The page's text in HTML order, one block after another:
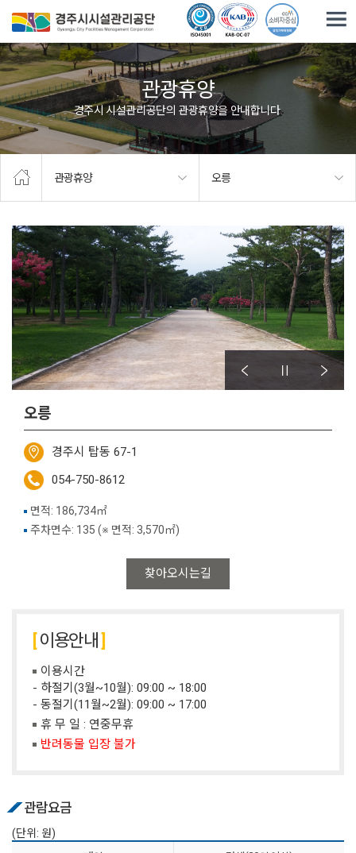
관광휴양
경주시 시설관리공단의 관광휴양을 안내합니다.
관광휴양 오릉
오릉
경주시 탑동 67-1
054-750-8612
찾아오시는길
면적: 186,734㎡
주차면수: 135 (※ 면적: 3,570㎡)
이용안내
이용시간
- 하절기(3월~10월): 09:00 ~ 18:00
- 동절기(11월~2월): 09:00 ~ 17:00
휴 무 일 : 연중무휴
반려동물 입장 불가
관람요금
(단위: 원)